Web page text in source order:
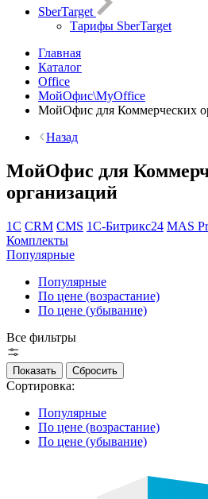
SberTarget
Тарифы SberTarget
Главная
Каталог
Office
МойОфис\MyOffice
МойОфис для Коммерческих
Назад
МойОфис для
организаций
1С CRM CMS 1С-Битрикс24 MAS
Комплекты
Популярные
Популярные
По цене (возрастание)
По цене (убывание)
Все фильтры
Сортировка:
Популярные
По цене (возрастание)
По цене (убывание)